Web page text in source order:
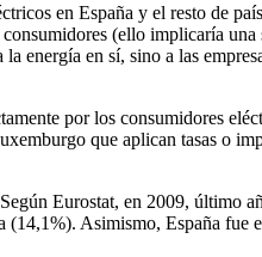
en España y el resto de
(ello implicaría
energía en sí, sino a las
por los consumidores
que aplican tasas o
Eurostat, en 2009, último
Asimismo, España fue